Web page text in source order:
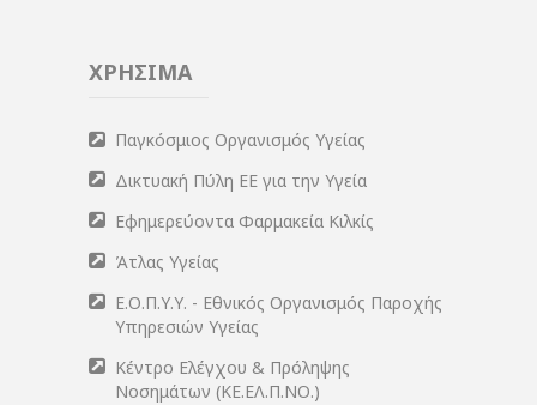
ΧΡΗΣΙΜΑ
Παγκόσμιος Οργανισμός Υγείας
Δικτυακή Πύλη ΕΕ για την Υγεία
Εφημερεύοντα Φαρμακεία Κιλκίς
Άτλας Υγείας
Ε.Ο.Π.Υ.Υ. - Εθνικός Οργανισμός Παροχής
Υπηρεσιών Υγείας
Κέντρο Ελέγχου & Πρόληψης
Νοσημάτων (ΚΕ.ΕΛ.Π.ΝΟ.)